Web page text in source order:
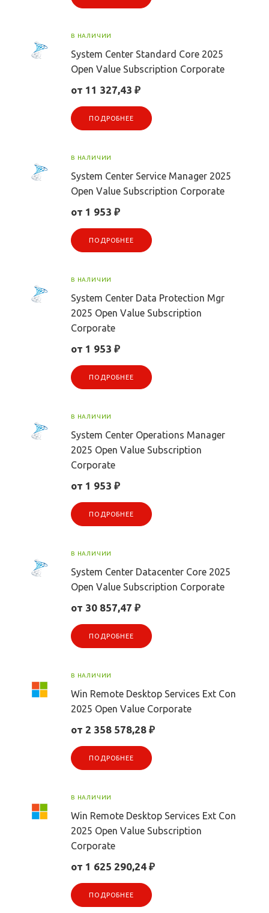
В НАЛИЧИИ
System Center Standard Core 2025
Open Value Subscription Corporate
от 11 327,43 ₽
ПОДРОБНЕЕ
В НАЛИЧИИ
System Center Service Manager 2025
Open Value Subscription Corporate
от 1 953 ₽
ПОДРОБНЕЕ
В НАЛИЧИИ
System Center Data Protection Mgr
2025 Open Value Subscription
Corporate
от 1 953 ₽
ПОДРОБНЕЕ
В НАЛИЧИИ
System Center Operations Manager
2025 Open Value Subscription
Corporate
от 1 953 ₽
ПОДРОБНЕЕ
В НАЛИЧИИ
System Center Datacenter Core 2025
Open Value Subscription Corporate
от 30 857,47 ₽
ПОДРОБНЕЕ
В НАЛИЧИИ
Win Remote Desktop Services Ext Con
2025 Open Value Corporate
от 2 358 578,28 ₽
ПОДРОБНЕЕ
В НАЛИЧИИ
Win Remote Desktop Services Ext Con
2025 Open Value Subscription
Corporate
от 1 625 290,24 ₽
ПОДРОБНЕЕ